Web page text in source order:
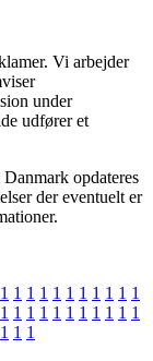
Vi arbejder
under
udfører et
opdateres
der eventuelt er
1 1 1 1 1 1 1 1 1 1 1
1 1 1 1 1 1 1 1 1 1 1
1 1 1